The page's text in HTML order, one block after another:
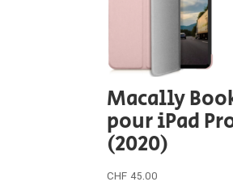
Macally
pour iPad
(2020)
CHF 45.00